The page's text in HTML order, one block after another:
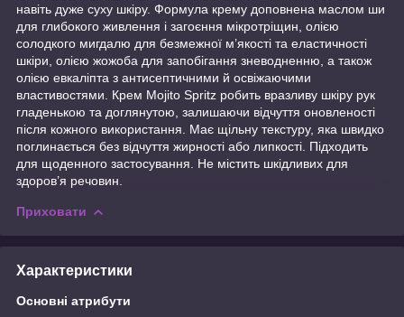
навіть дуже суху шкіру. Формула крему доповнена маслом ши
для глибокого живлення і загоєння мікротріщин, олією
солодкого мигдалю для безмежної м’якості та еластичності
шкіри, олією жожоба для запобігання зневодненню, а також
олією евкаліпта з антисептичними й освіжаючими
властивостями. Крем Mojito Spritz робить вразливу шкіру рук
гладенькою та доглянутою, залишаючи відчуття оновленості
після кожного використання. Має щільну текстуру, яка швидко
поглинається без відчуття жирності або липкості. Підходить
для щоденного застосування. Не містить шкідливих для
здоров’я речовин.
Приховати
Характеристики
Основні атрибути